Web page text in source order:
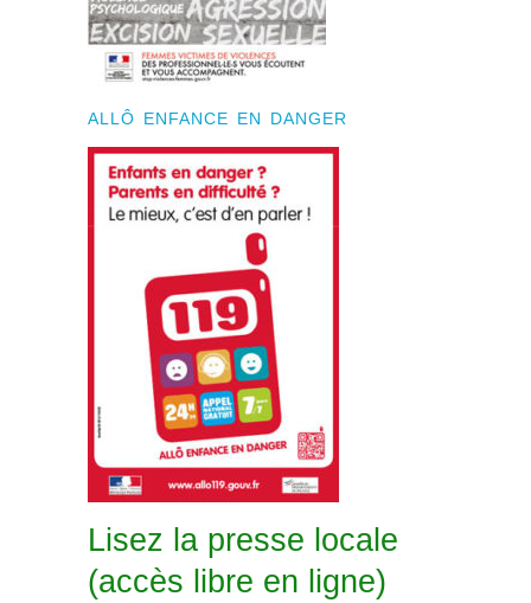
ALLÔ ENFANCE EN DANGER
Lisez la presse locale
(accès libre en ligne)